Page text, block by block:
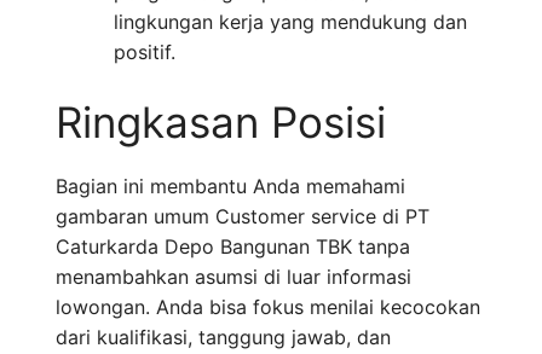
lingkungan kerja yang mendukung dan
positif.
Ringkasan Posisi
Bagian ini membantu Anda memahami
gambaran umum Customer service di PT
Caturkarda Depo Bangunan TBK tanpa
menambahkan asumsi di luar informasi
lowongan. Anda bisa fokus menilai kecocokan
dari kualifikasi, tanggung jawab, dan